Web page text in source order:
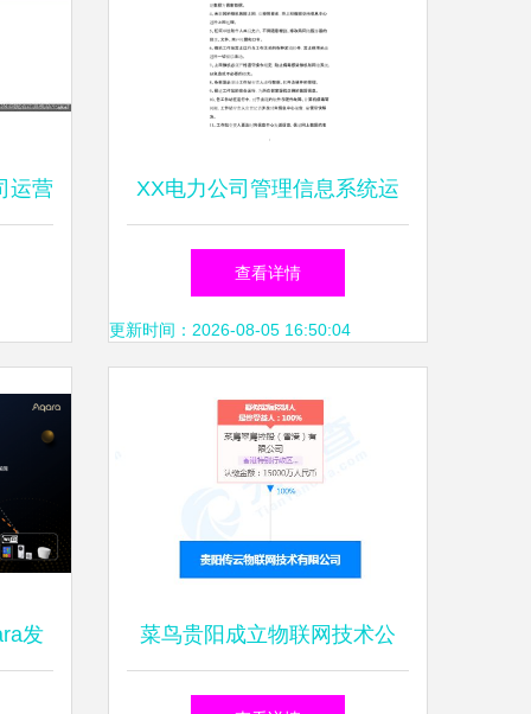
运营 XX电力公司管理信息系统运
行及数据维护管理办法（完整
版）
查看详情
更新时间：2026-08-05 16:50:04
发 菜鸟贵阳成立物联网技术公
司，注册资本1.5亿，聚焦信